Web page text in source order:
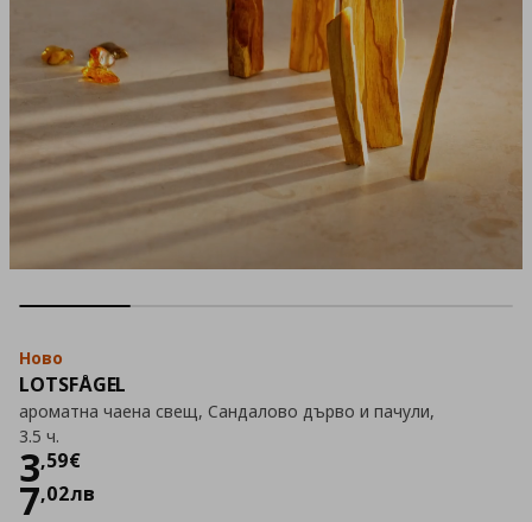
Ново
LOTSFÅGEL
ароматна чаена свещ, Сандалово дърво и пачули,
3.5 ч.
3,59€
Цена
7,02лв